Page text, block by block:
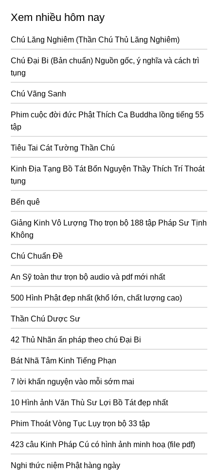
Xem nhiều hôm nay
Chú Lăng Nghiêm (Thần Chú Thủ Lăng Nghiêm)
Chú Đại Bi (Bản chuẩn) Nguồn gốc, ý nghĩa và cách trì
tụng
Chú Vãng Sanh
Phim cuộc đời đức Phật Thích Ca Buddha lồng tiếng 55
tập
Tiêu Tai Cát Tường Thần Chú
Kinh Địa Tạng Bồ Tát Bổn Nguyện Thầy Thích Trí Thoát
tụng
Bến quê
Giảng Kinh Vô Lượng Thọ trọn bộ 188 tập Pháp Sư Tịnh
Không
Chú Chuẩn Đề
An Sỹ toàn thư trọn bộ audio và pdf mới nhất
500 Hình Phật đẹp nhất (khổ lớn, chất lượng cao)
Thần Chú Dược Sư
42 Thủ Nhãn ấn pháp theo chú Đại Bi
Bát Nhã Tâm Kinh Tiếng Phạn
7 lời khấn nguyện vào mỗi sớm mai
10 Hình ảnh Văn Thù Sư Lợi Bồ Tát đẹp nhất
Phim Thoát Vòng Tục Lụy trọn bộ 33 tập
423 câu Kinh Pháp Cú có hình ảnh minh hoạ (file pdf)
Nghi thức niệm Phật hàng ngày